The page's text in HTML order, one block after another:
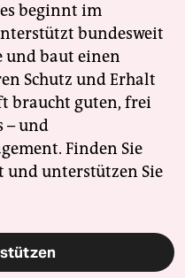
beginnt im
bundesweit
und baut einen
Schutz und Erhalt
braucht guten, frei
– und
Finden Sie
und unterstützen Sie